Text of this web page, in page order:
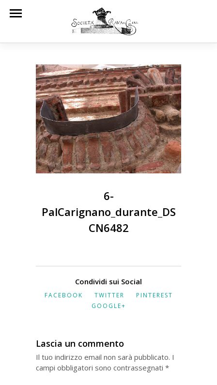
6-
PalCarignano_durante_DS
CN6482
Condividi sui Social
FACEBOOK TWITTER
PINTEREST
GOOGLE+
Lascia un commento
Il tuo indirizzo email non sarà pubblicato. I
campi obbligatori sono contrassegnati *